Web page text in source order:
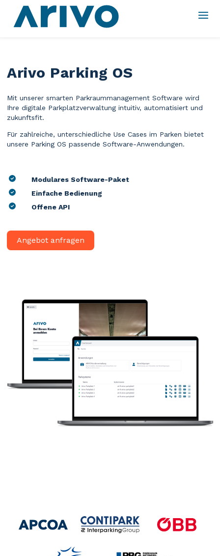
Arivo Parking OS
Mit unserer smarten Parkraummanagement Software wird
Ihre digitale Parkplatzverwaltung intuitiv, automatisiert und
zukunftsfit.
Für zahlreiche, unterschiedliche Use Cases im Parken bietet
unsere Parking OS passende Software-Anwendungen.
Modulares Software-Paket
Einfache Bedienung
Offene API
Angebot anfragen